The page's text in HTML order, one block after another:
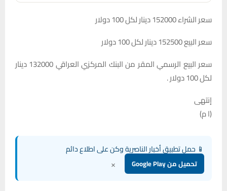
سعر الشراء 152000 دينار لكل 100 دولار
سعر البيع 152500 دينار لكل 100 دولار
سعر البيع الرسمي المقر من البنك المركزي العراقي 132000 دينار
لكل 100 دولار .
إنتهى
(ا م)
📱 حمل تطبيق أخبار الناصرية وكن على اطلاع دائم
تحميل من Google Play ×